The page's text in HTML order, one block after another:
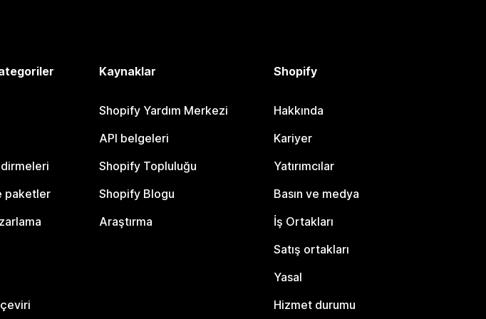
paketler
Kaynaklar
Shopify Yardım Merkezi
API belgeleri
Shopify Topluluğu
Shopify Blogu
Araştırma
Shopify
Hakkında
Kariyer
Yatırımcılar
Basın ve medya
İş Ortakları
Satış ortakları
Yasal
Hizmet durumu